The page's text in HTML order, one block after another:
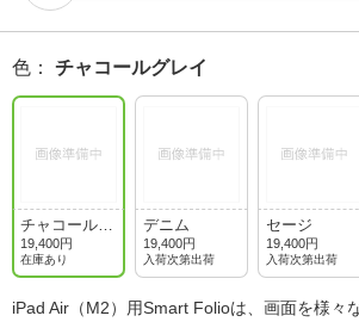
色 ： チャコールグレイ
チャコールグ
レイ
19,400円
在庫あり
デニム
19,400円
入荷次第出荷
セージ
19,400円
入荷次第出荷
iPad Air（M2）用Smart Folioは、画面を様々